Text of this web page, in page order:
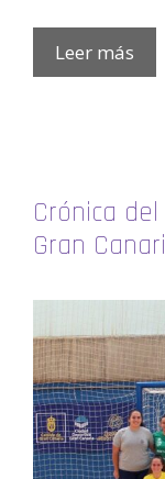
Leer más
Crónica
Gran